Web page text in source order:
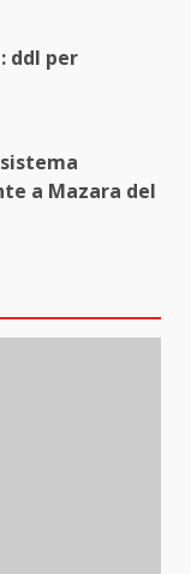
ddl per
a Mazara del